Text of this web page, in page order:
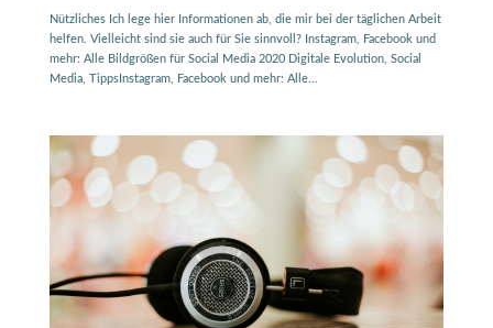
Nützliches Ich lege hier Informationen ab, die mir bei der täglichen Arbeit
helfen. Vielleicht sind sie auch für Sie sinnvoll? Instagram, Facebook und
mehr: Alle Bildgrößen für Social Media 2020 Digitale Evolution, Social
Media, TippsInstagram, Facebook und mehr: Alle...